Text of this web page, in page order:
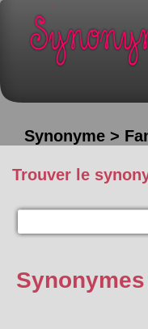
Synonyme >
Trouver le